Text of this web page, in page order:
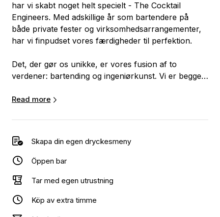
har vi skabt noget helt specielt - The Cocktail
Engineers. Med adskillige år som bartendere på
både private fester og virksomhedsarrangementer,
har vi finpudset vores færdigheder til perfektion.
Det, der gør os unikke, er vores fusion af to
verdener: bartending og ingeniørkunst. Vi er begge
skabe noget, der går ud over den sædvanlige
Cocktail Engineers". Vi blander ikke kun
ingredienser; vi designer smagsoplevelser, nøjagtigt
som ingeniører ville designe en struktur.
præsentere dem med stil og elegance, er vores mål
at skabe uforglemmelige øjeblikke for jer.
Read more
Skapa din egen dryckesmeny
Öppen bar
Tar med egen utrustning
Köp av extra timme